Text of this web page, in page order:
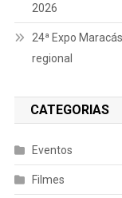
2026
24ª Expo
regional
CATEGORIAS
Eventos
Filmes